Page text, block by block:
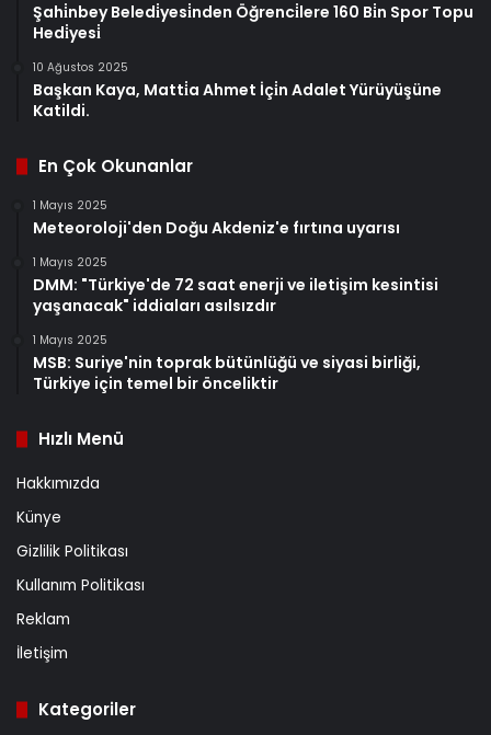
Şahi̇nbey Beledi̇yesi̇nden Öğrenci̇lere 160 Bi̇n Spor Topu
Hedi̇yesi̇
10 Ağustos 2025
Başkan Kaya, Matti̇a Ahmet İçi̇n Adalet Yürüyüşüne
Katildi.
En Çok Okunanlar
1 Mayıs 2025
Meteoroloji'den Doğu Akdeniz'e fırtına uyarısı
1 Mayıs 2025
DMM: "Türkiye'de 72 saat enerji ve iletişim kesintisi
yaşanacak" iddiaları asılsızdır
1 Mayıs 2025
MSB: Suriye'nin toprak bütünlüğü ve siyasi birliği,
Türkiye için temel bir önceliktir
Hızlı Menü
Hakkımızda
Künye
Gizlilik Politikası
Kullanım Politikası
Reklam
İletişim
Kategoriler